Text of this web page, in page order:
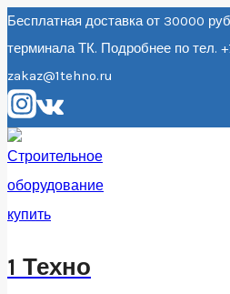
Перейти
к
содержанию
Бесплатная доставка от 30000
терминала ТК. Подробнее по
zakaz@1tehno.ru
1 Техно